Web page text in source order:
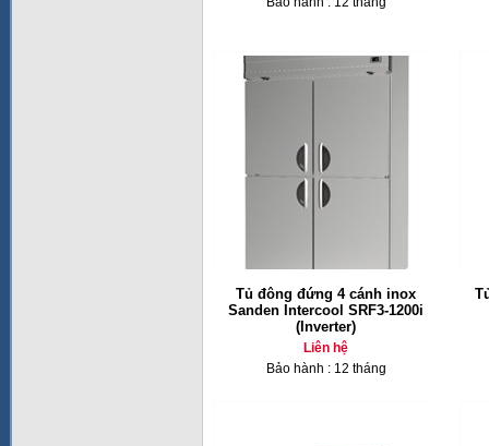
Tủ đông đứng 4 cánh inox
Sanden Intercool SRF3-1200i
(Inverter)
Liên hệ
Bảo hành : 12 tháng